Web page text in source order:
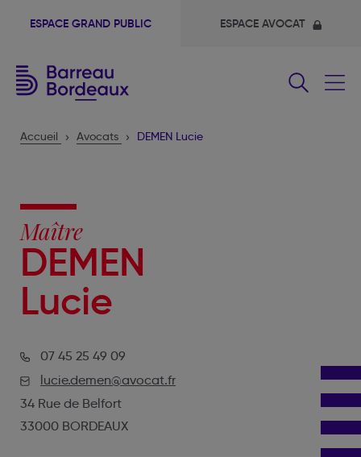
ESPACE GRAND PUBLIC ESPACE AVOCAT
Accueil Avocats DEMEN Lucie
Maître
DEMEN
Lucie
07 45 25 49 09
lucie.demen@avocat.fr
34 Rue de Belfort
33000 BORDEAUX